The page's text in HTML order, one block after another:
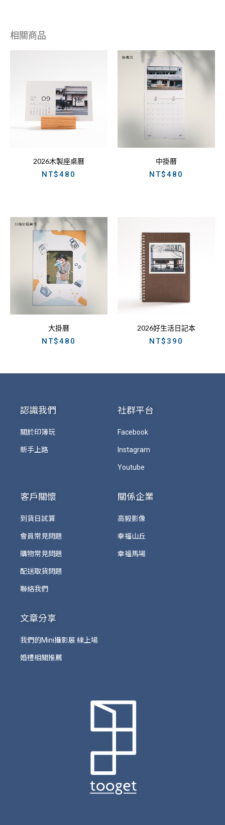
相關商品
2026木製座桌曆
NT$480
中掛曆
NT$480
大掛曆
NT$480
2026好生活日記本
NT$ 390
認識我們
關於印簿玩
新手上路
社群平台
Facebook
Instagram
Youtube
客戶關懷
到貨日試算
會員常見問題
購物常見問題
配送取貨問題
聯絡我們
關係企業
高毅影像
幸福山丘
幸福馬場
文章分享
我們的Mini攝影展 線上場
婚禮相關推薦